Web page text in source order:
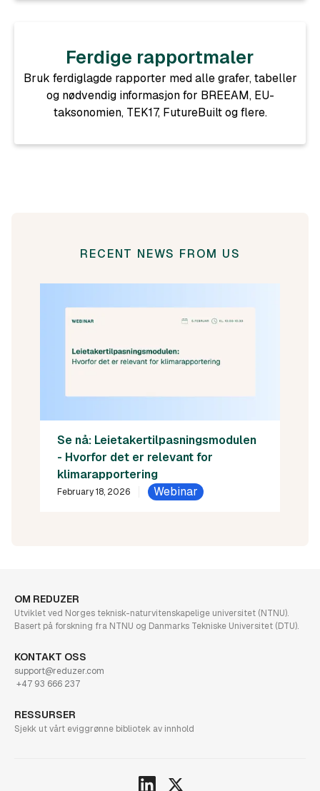
Ferdige rapportmaler
Bruk ferdiglagde rapporter med alle grafer, tabeller
og nødvendig informasjon for BREEAM, EU-
taksonomien, TEK17, FutureBuilt og flere.
RECENT NEWS FROM US
Se nå: Leietakertilpasningsmodulen
- Hvorfor det er relevant for
klimarapportering
February 18, 2026 Webinar
OM REDUZER
Utviklet ved Norges teknisk-naturvitenskapelige universitet (NTNU).
Basert på forskning fra NTNU og Danmarks Tekniske Universitet (DTU).
KONTAKT OSS
support@reduzer.com
+47 93 666 237
RESSURSER
Sjekk ut vårt eviggrønne bibliotek av innhold